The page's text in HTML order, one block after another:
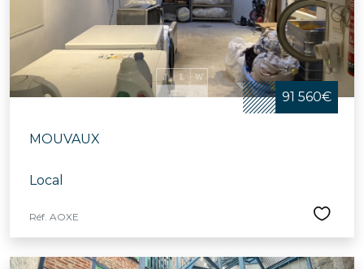
91 560€
MOUVAUX
Local
Réf. AOXE